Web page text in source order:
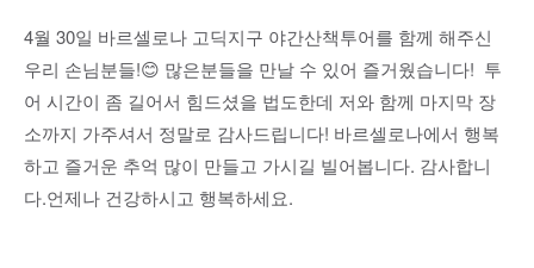
4월 30일 바르셀로나 고딕지구 야간산책투어를 함께 해주신
우리 손님분들!😊 많은분들을 만날 수 있어 즐거웠습니다! 투
어 시간이 좀 길어서 힘드셨을 법도한데 저와 함께 마지막 장
소까지 가주셔서 정말로 감사드립니다! 바르셀로나에서 행복
하고 즐거운 추억 많이 만들고 가시길 빌어봅니다. 감사합니
다.언제나 건강하시고 행복하세요.